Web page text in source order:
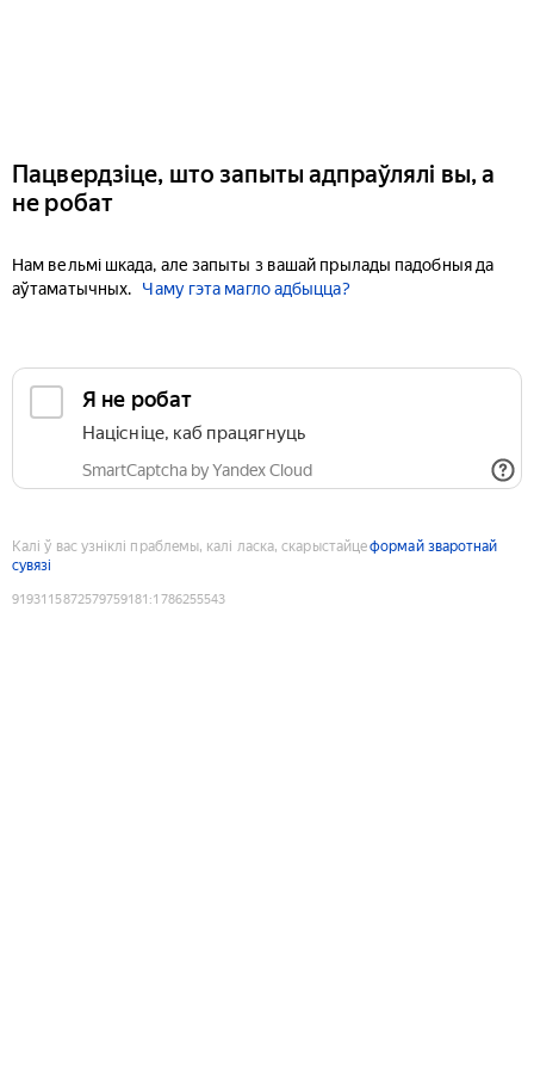
Пацвердзіце, што запыты адпраўлялі вы, а
не робат
Нам вельмі шкада, але запыты з вашай прылады падобныя да
аўтаматычных.
Чаму гэта магло адбыцца?
Я не робат
Націсніце, каб працягнуць
SmartCaptcha by Yandex Cloud
Калі ў вас узніклі праблемы, калі ласка, скарыстайцеформай зваротнай
сувязі
9193115872579759181 :1786255543